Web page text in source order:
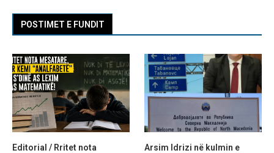
POSTIMET E FUNDIT
Editorial / Rritet nota
Arsim Idrizi në kulmin e